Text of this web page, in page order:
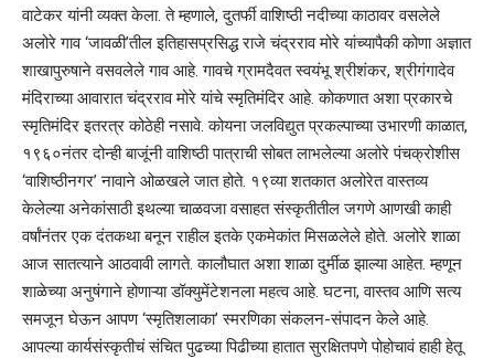
वाटेकर यांनी व्यक्त केला. ते म्हणाले, दुतर्फी वाशिष्ठी नदीच्या काठावर वसलेले
अलोरे गाव ‘जावळी’तील इतिहासप्रसिद्ध राजे चंद्रराव मोरे यांच्यापैकी कोणा अज्ञात
शाखापुरुषाने वसवलेले गाव आहे. गावचे ग्रामदैवत स्वयंभू श्रीशंकर, श्रीगंगादेव
मंदिराच्या आवारात चंद्रराव मोरे यांचे स्मृतिमंदिर आहे. कोकणात अशा प्रकारचे
स्मृतिमंदिर इतरत्र कोठेही नसावे. कोयना जलविद्युत प्रकल्पाच्या उभारणी काळात,
१९६०नंतर दोन्ही बाजूंनी वाशिष्ठी पात्राची सोबत लाभलेल्या अलोरे पंचक्रोशीस
‘वाशिष्ठीनगर’ नावाने ओळखले जात होते. १९व्या शतकात अलोरेत वास्तव्य
केलेल्या अनेकांसाठी इथल्या चाळवजा वसाहत संस्कृतीतील जगणे आणखी काही
वर्षांनंतर एक दंतकथा बनून राहील इतके एकमेकांत मिसळलेले होते. अलोरे शाळा
आज सातत्याने आठवावी लागते. कालौघात अशा शाळा दुर्मीळ झाल्या आहेत. म्हणून
शाळेच्या अनुषंगाने होणाऱ्या डॉक्युमेंटेशनला महत्व आहे. घटना, वास्तव आणि सत्य
समजून घेऊन आपण ‘स्मृतिशलाका’ स्मरणिका संकलन-संपादन केले आहे.
आपल्या कार्यसंस्कृतीचं संचित पुढच्या पिढीच्या हातात सुरक्षितपणे पोहोचावं हाही हेतू